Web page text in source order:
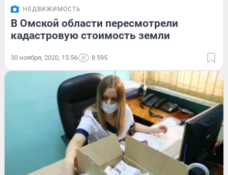
НЕДВИЖИМОСТЬ
В Омской области пересмотрели
кадастровую стоимость земли
30 ноября, 2020, 15:56 8 595